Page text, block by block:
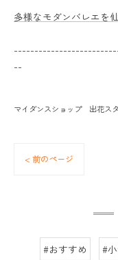
多様なモダンバレエを
--
マイダンスショップ 出花ス
< 前のページ
#おすすめ #